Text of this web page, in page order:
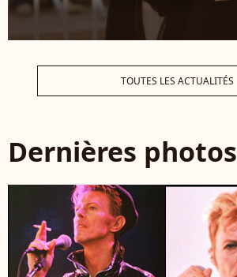
TOUTES LES ACTUALITÉS
Dernières photos